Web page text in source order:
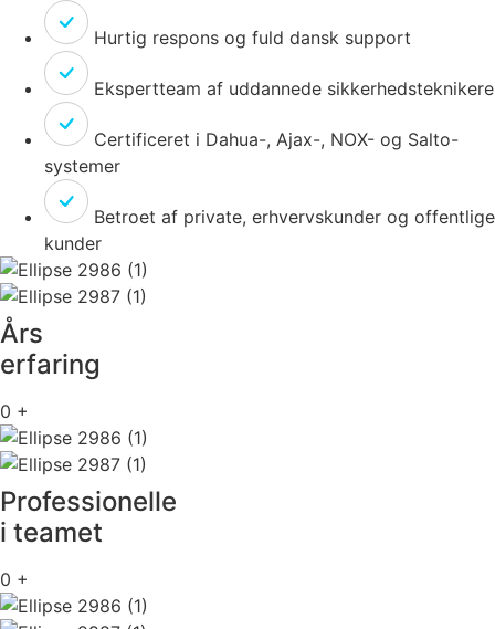
Hurtig respons og fuld dansk support
Ekspertteam af uddannede sikkerhedsteknikere
Certificeret i Dahua-, Ajax-, NOX- og Salto-
systemer
Betroet af private, erhvervskunder og offentlige
kunder
Års
erfaring
0 +
Professionelle
i teamet
0 +